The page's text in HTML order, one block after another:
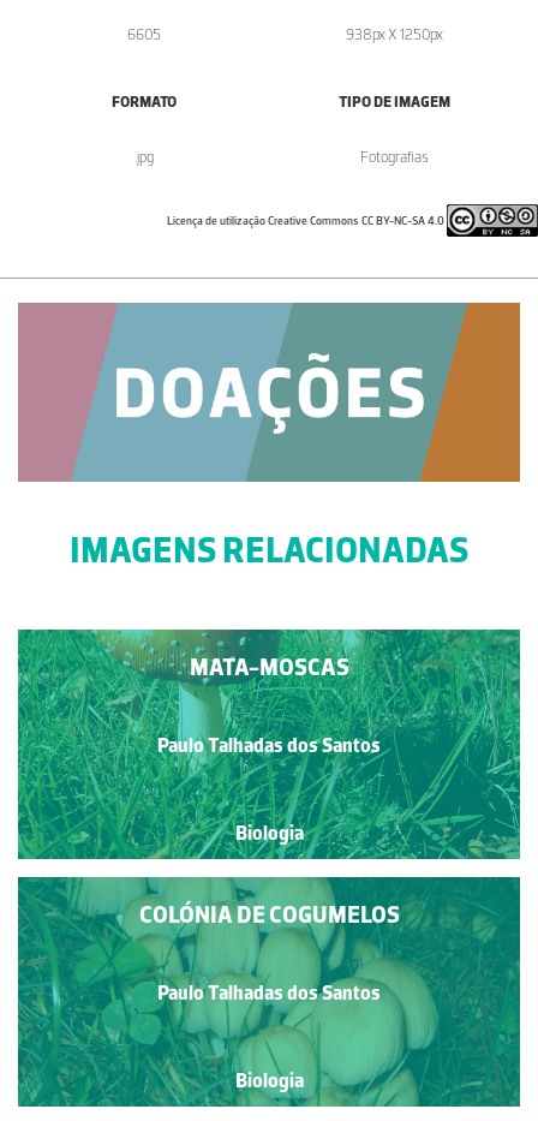
6605 938px X 1250px
FORMATO
.jpg
TIPO DE IMAGEM
Fotografias
Licença de utilização Creative Commons CC BY-NC-SA 4.0
IMAGENS RELACIONADAS
MATA-MOSCAS
Paulo Talhadas dos Santos
Biologia
COLÓNIA DE COGUMELOS
Paulo Talhadas dos Santos
Biologia